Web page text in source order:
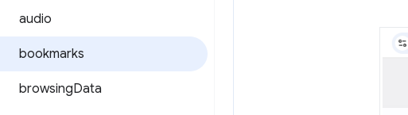
audio
bookmarks
browsingData